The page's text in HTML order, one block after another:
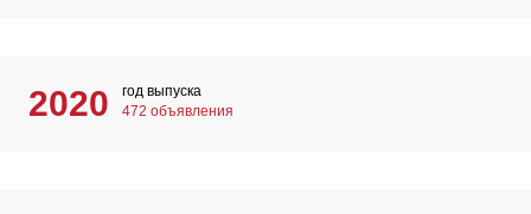
2020
год выпуска
472 объявления